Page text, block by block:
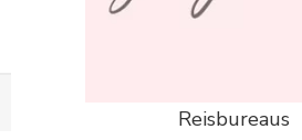
Reisbureaus